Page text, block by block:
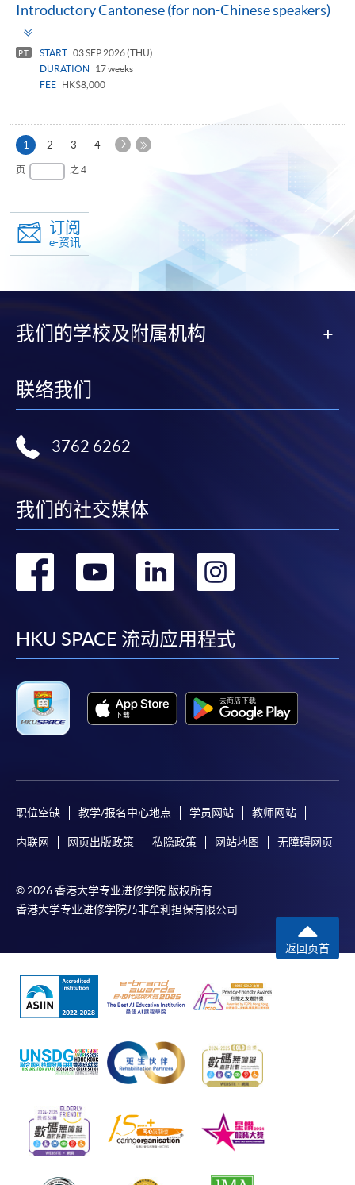
Introductory Cantonese (for non-Chinese speakers)
PT START 03 SEP 2026 (THU)
DURATION
17 weeks
FEE
HK$8,000
1 本
页
2 3 4
下
页 之 4
订阅
e-资讯
我们的学校及附属机构
联络我们
3762 6262
我们的社交媒体
转
facebook
转
youtube
转
linkedin
HKU SPACE 流动应用程式
职位空缺 教学/报名中心地点 学员网站 教师网站
内联网 网页出版政策 私隐政策 网站地图 无障碍网页
© 2026 香港大学专业进修学院 版权所有
香港大学专业进修学院乃非牟利担保有限公司
返回页首